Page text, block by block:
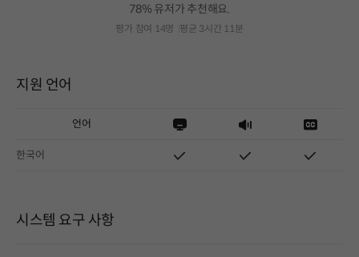
78% 유저가 추천해요.
평가 참여 14명 평균 3시간 11분
지원 언어
언어
한국어
시스템 요구 사항